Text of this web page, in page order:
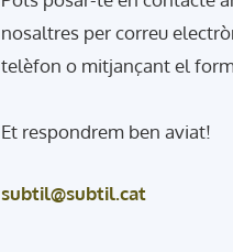
nosaltres per correu
telèfon o mitjançant el
Et respondrem ben aviat!
subtil@subtil.cat